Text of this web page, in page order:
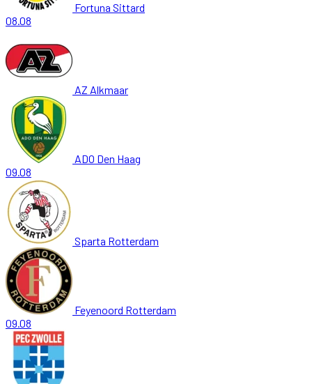
Fortuna Sittard
08.08
AZ Alkmaar
ADO Den Haag
09.08
Sparta Rotterdam
Feyenoord Rotterdam
09.08